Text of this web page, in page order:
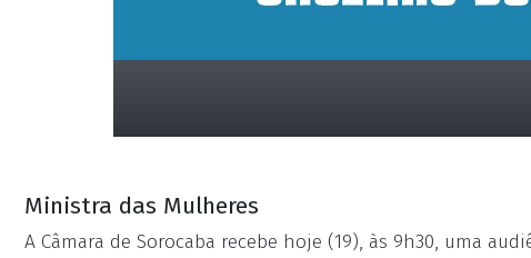
Ministra das Mulheres
A Câmara de Sorocaba recebe hoje (19), às 9h30, uma